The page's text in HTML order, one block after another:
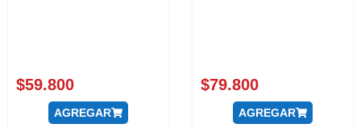
$59.800
AGREGAR
$79.800
AGREGAR